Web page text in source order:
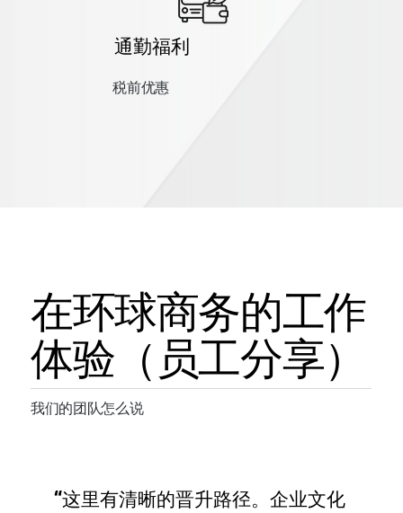
通勤福利
税前优惠
在环球商务的工作
体验（员工分享）
我们的团队怎么说
“这里有清晰的晋升路径。企业文化